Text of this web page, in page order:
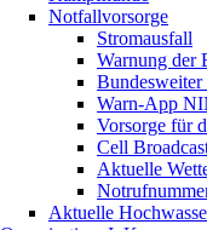
Notfallvorsorge
Stromausfall
Warnung der
Bundesweiter
Warn-App
Vorsorge für
Cell
Aktuelle
Aktuelle